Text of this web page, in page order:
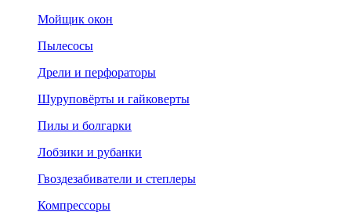
Мойщик окон
Пылесосы
Дрели и перфораторы
Шуруповёрты и гайковерты
Пилы и болгарки
Лобзики и рубанки
Гвоздезабиватели и степлеры
Компрессоры